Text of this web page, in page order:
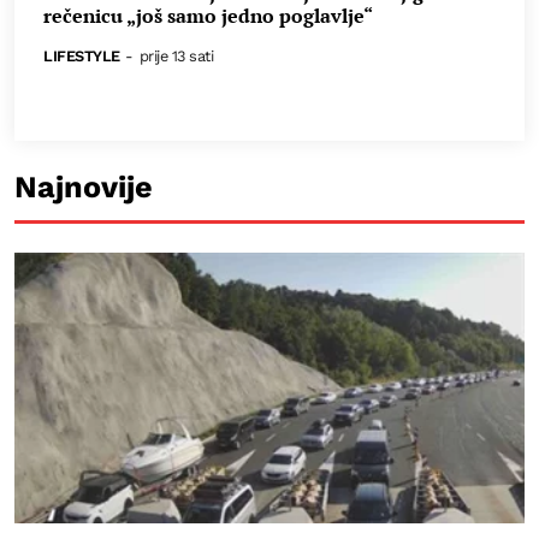
rečenicu „još samo jedno poglavlje“
LIFESTYLE - prije 13 sati
Najnovije